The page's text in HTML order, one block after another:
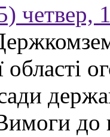
четвер,
області
до